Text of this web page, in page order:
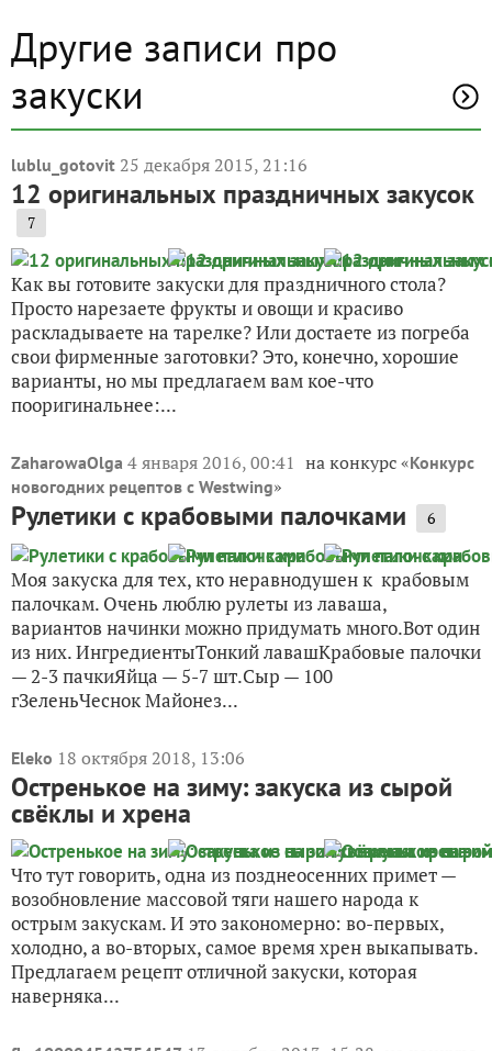
Другие записи про
закуски
lublu_gotovit 25 декабря 2015, 21:16
12 оригинальных праздничных закусок
7
Как вы готовите закуски для праздничного стола?
Просто нарезаете фрукты и овощи и красиво
раскладываете на тарелке? Или достаете из погреба
свои фирменные заготовки? Это, конечно, хорошие
варианты, но мы предлагаем вам кое-что
пооригинальнее:...
ZaharowaOlga 4 января 2016, 00:41 на конкурс «Конкурс
новогодних рецептов с Westwing»
Рулетики с крабовыми палочками 6
Моя закуска для тех, кто неравнодушен к крабовым
палочкам. Очень люблю рулеты из лаваша,
вариантов начинки можно придумать много.Вот один
из них. ИнгредиентыТонкий лавашКрабовые палочки
— 2-3 пачкиЯйца — 5-7 шт.Сыр — 100
гЗеленьЧеснок Майонез...
Eleko 18 октября 2018, 13:06
Остренькое на зиму: закуска из сырой
свёклы и хрена
Что тут говорить, одна из позднеосенних примет —
возобновление массовой тяги нашего народа к
острым закускам. И это закономерно: во-первых,
холодно, а во-вторых, самое время хрен выкапывать.
Предлагаем рецепт отличной закуски, которая
наверняка...